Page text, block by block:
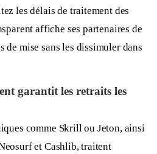
les délais de traitement des
affiche ses partenaires de
de mise sans les dissimuler dans
garantit les retraits les
comme Skrill ou Jeton, ainsi
et Cashlib, traitent